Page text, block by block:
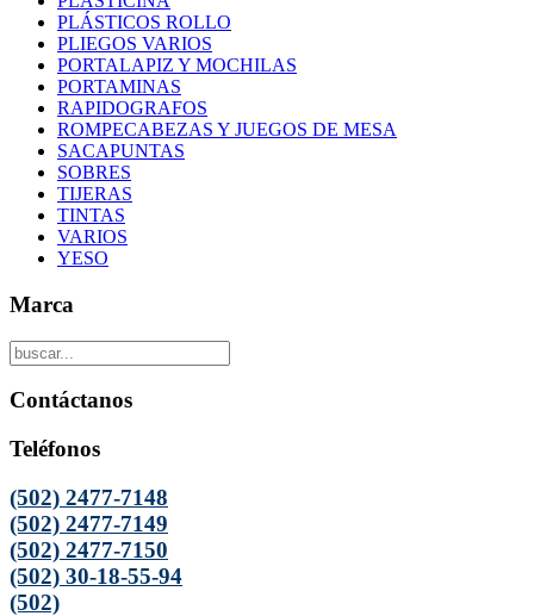
PLÁSTICOS ROLLO
PLIEGOS VARIOS
PORTALAPIZ Y MOCHILAS
PORTAMINAS
RAPIDOGRAFOS
ROMPECABEZAS Y JUEGOS DE MESA
SACAPUNTAS
SOBRES
TIJERAS
TINTAS
VARIOS
YESO
Marca
Contáctanos
Teléfonos
(502) 2477-7148
(502) 2477-7149
(502) 2477-7150
(502) 30-18-55-94
(502)